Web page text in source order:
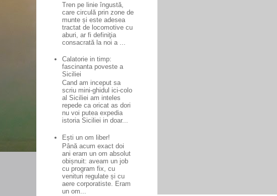
Tren pe linie îngustă,
care circulă prin zone de
munte și este adesea
tractat de locomotive cu
aburi, ar fi definiţia
consacrată la noi a ...
Calatorie in timp:
fascinanta poveste a
Siciliei
Cand am inceput sa
scriu mini-ghidul ici-colo
al Siciliei am inteles
repede ca oricat as dori
nu voi putea expedia
istoria Siciliei in doar...
Ești un om liber!
Până acum exact doi
ani eram un om absolut
obișnuit: aveam un job
cu program fix, cu
venituri regulate și cu
aere corporatiste. Eram
un om...